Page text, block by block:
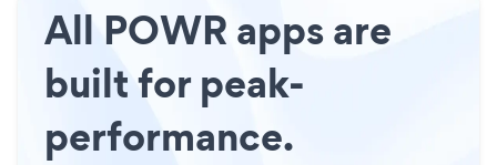
All POWR apps are
built for peak-
performance.